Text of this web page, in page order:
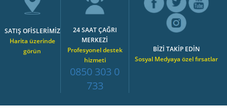
SATIŞ OFİSLERİMİZ
Harita üzerinde
görün
24 SAAT ÇAĞRI
MERKEZİ
Profesyonel destek
hizmeti
0850 303 0
733
BİZİ TAKİP EDİN
Sosyal Medyaya özel fırsatlar